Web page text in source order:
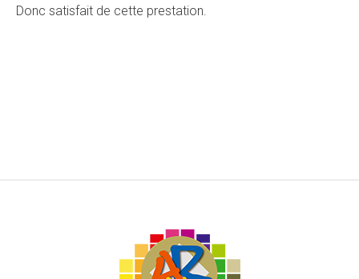
Donc satisfait de cette prestation.